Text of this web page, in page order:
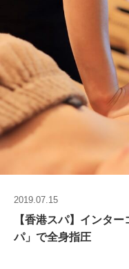
2019.07.15
【香港スパ】インタ
パ」で全身指圧